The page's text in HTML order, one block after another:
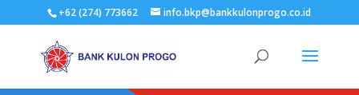
+62 (274) 773662 info.bkp@bankkulonprogo.co.id